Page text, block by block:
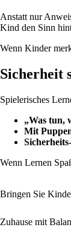
Anstatt nur
Kind den Sinn
Wenn Kinder
Sicherheit
Spielerisches
„Was tun,
Mit
Wenn Lernen
Bringen Sie
Zuhause mit